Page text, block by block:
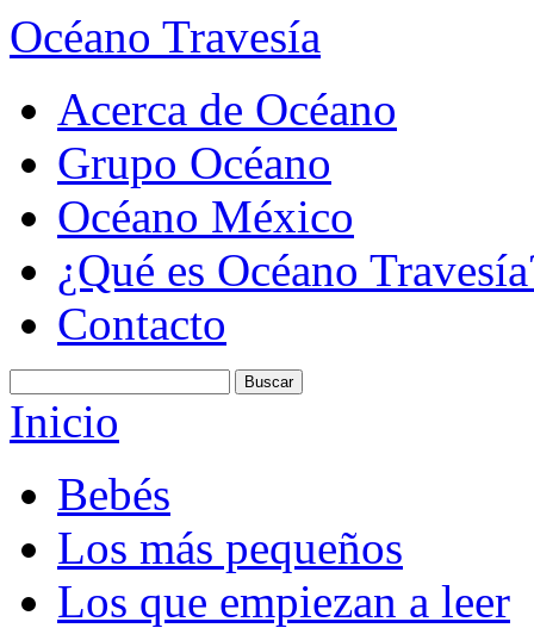
Océano Travesía
Acerca de Océano
Grupo Océano
Océano México
¿Qué es Océano
Contacto
Inicio
Bebés
Los más pequeños
Los que empiezan a leer